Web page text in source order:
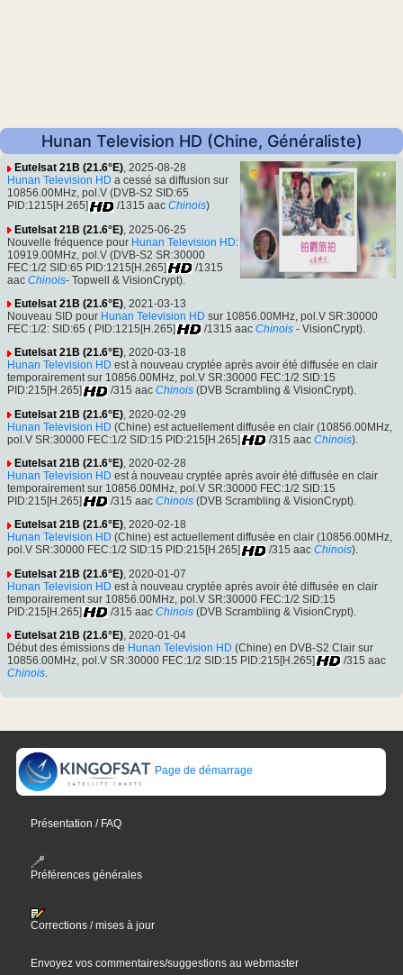
Hunan Television HD (Chine, Généraliste)
Eutelsat 21B (21.6°E), 2025-08-28
Hunan Television HD a cessé sa diffusion sur
10856.00MHz, pol.V (DVB-S2 SID:65
PID:1215[H.265]
/1315 aac Chinois)
Eutelsat 21B (21.6°E) , 2025-06-25
Nouvelle fréquence pour Hunan Television HD:
10919.00MHz, pol.V (DVB-S2 SR:30000
FEC:1/2 SID:65 PID:1215[H.265]
/1315
aac Chinois- Topwell & VisionCrypt).
Eutelsat 21B (21.6°E), 2021-03-13
Nouveau SID pour Hunan Television HD sur 10856.00MHz, pol.V SR:30000
FEC:1/2: SID:65 ( PID:1215[H.265]
/1315 aac Chinois - VisionCrypt).
Eutelsat 21B (21.6°E), 2020-03-18
Hunan Television HD est à nouveau cryptée après avoir été diffusée en clair
temporairement sur 10856.00MHz, pol.V SR:30000 FEC:1/2 SID:15
PID:215[H.265]
/315 aac Chinois (DVB Scrambling & VisionCrypt).
Eutelsat 21B (21.6°E) , 2020-02-29
Hunan Television HD (Chine) est actuellement diffusée en clair (10856.00MHz,
pol.V SR:30000 FEC:1/2 SID:15 PID:215[H.265]
/315 aac Chinois).
Eutelsat 21B (21.6°E), 2020-02-28
Hunan Television HD est à nouveau cryptée après avoir été diffusée en clair
temporairement sur 10856.00MHz, pol.V SR:30000 FEC:1/2 SID:15
PID:215[H.265]
/315 aac Chinois (DVB Scrambling & VisionCrypt).
Eutelsat 21B (21.6°E), 2020-02-18
Hunan Television HD (Chine) est actuellement diffusée en clair (10856.00MHz,
pol.V SR:30000 FEC:1/2 SID:15 PID:215[H.265]
/315 aac Chinois).
Eutelsat 21B (21.6°E) , 2020-01-07
Hunan Television HD est à nouveau cryptée après avoir été diffusée en clair
temporairement sur 10856.00MHz, pol.V SR:30000 FEC:1/2 SID:15
PID:215[H.265]
/315 aac Chinois (DVB Scrambling & VisionCrypt).
Eutelsat 21B (21.6°E), 2020-01-04
Début des émissions de Hunan Television HD (Chine) en DVB-S2 Clair sur
10856.00MHz, pol.V SR:30000 FEC:1/2 SID:15 PID:215[H.265]
/315 aac
Chinois.
Page de démarrage
Présentation / FAQ
Préférences générales
Corrections / mises à jour
Envoyez vos commentaires/suggestions au webmaster